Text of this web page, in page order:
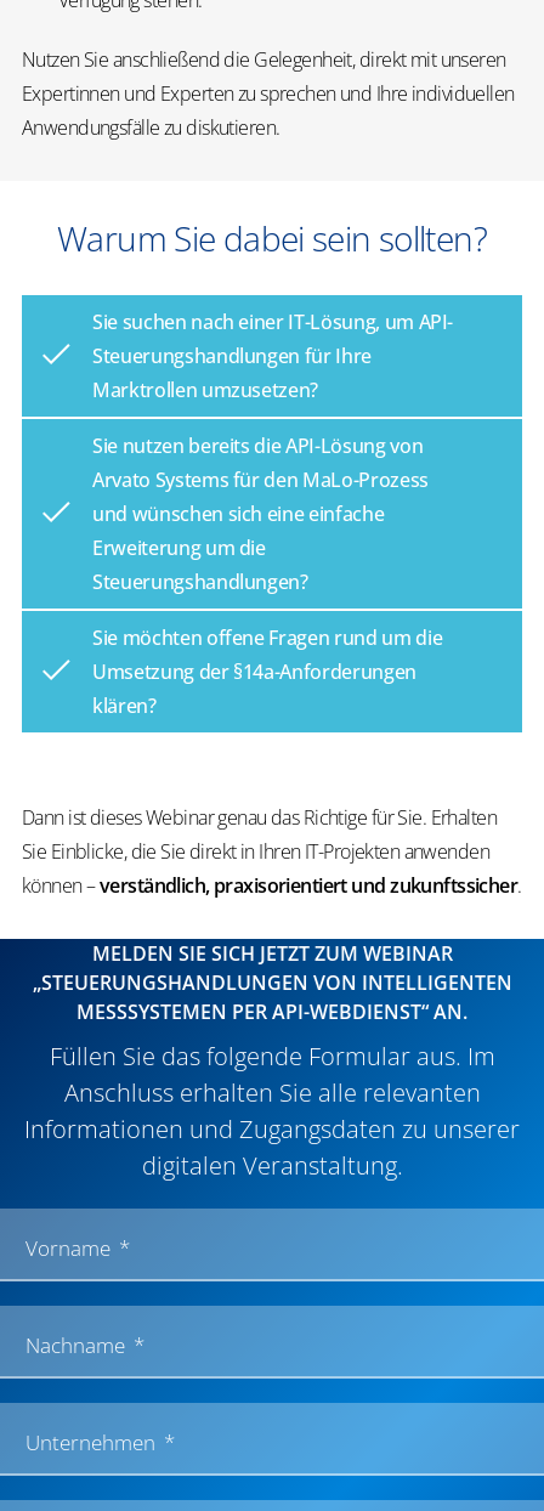
Nutzen Sie anschließend die Gelegenheit, direkt mit unseren
Expertinnen und Experten zu sprechen und Ihre individuellen
Anwendungsfälle zu diskutieren.
Warum Sie dabei sein sollten?
Sie suchen nach einer IT-Lösung, um API-
Steuerungshandlungen für Ihre
Marktrollen umzusetzen?
Sie nutzen bereits die API-Lösung von
Arvato Systems für den MaLo-Prozess
und wünschen sich eine einfache
Erweiterung um die
Steuerungshandlungen?
Sie möchten offene Fragen rund um die
Umsetzung der §14a-Anforderungen
klären?
Dann ist dieses Webinar genau das Richtige für Sie. Erhalten
Sie Einblicke, die Sie direkt in Ihren IT-Projekten anwenden
können –verständlich, praxisorientiert und zukunftssicher.
MELDEN SIE SICH JETZT ZUM WEBINAR
„STEUERUNGSHANDLUNGEN VON INTELLIGENTEN
MESSSYSTEMEN PER API-WEBDIENST“ AN.
Füllen Sie das folgende Formular aus. Im
Anschluss erhalten Sie alle relevanten
Informationen und Zugangsdaten zu unserer
digitalen Veranstaltung.
Vorname
Nachname
Unternehmen